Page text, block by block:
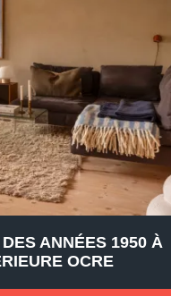
ANNÉES 1950 À
OCRE